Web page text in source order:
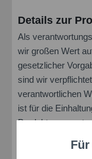
Details zur
Als
wir großen Wert
gesetzlicher
sind wir
verantwortlichen
ist für die
Produkten
Verantwortlicher